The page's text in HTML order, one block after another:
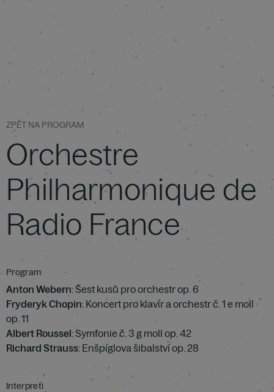
ZPĚT NA PROGRAM
Orchestre
Philharmonique de
Radio France
Program
Anton Webern: Šest kusů pro orchestr op. 6
Fryderyk Chopin: Koncert pro klavír a orchestr č. 1 e moll
op. 11
Albert Roussel: Symfonie č. 3 g moll op. 42
Richard Strauss: Enšpíglova šibalství op. 28
Interpreti